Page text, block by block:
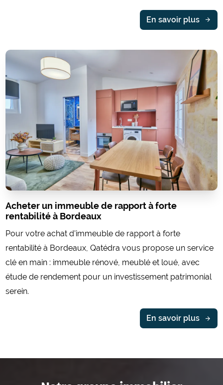
En savoir plus
Acheter un immeuble de rapport à forte
rentabilité à Bordeaux
Pour votre achat d'immeuble de rapport à forte
rentabilité à Bordeaux, Qatédra vous propose un service
clé en main : immeuble rénové, meublé et loué, avec
étude de rendement pour un investissement patrimonial
serein.
En savoir plus